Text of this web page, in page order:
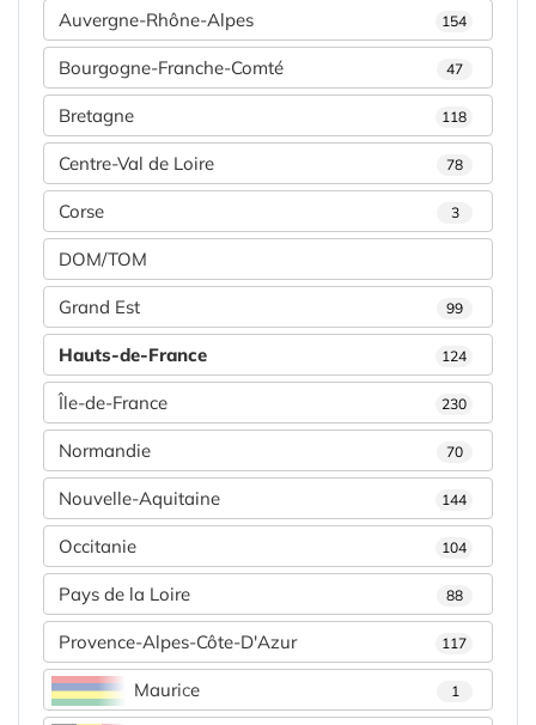
Auvergne-Rhône-Alpes 154
Bourgogne-Franche-Comté 47
Bretagne 118
Centre-Val de Loire 78
Corse 3
DOM/TOM
Grand Est 99
Hauts-de-France 124
Île-de-France 230
Normandie 70
Nouvelle-Aquitaine 144
Occitanie 104
Pays de la Loire 88
Provence-Alpes-Côte-D'Azur 117
Maurice 1